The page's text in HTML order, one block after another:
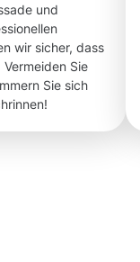
und
wir sicher, dass
Sie
Sie sich